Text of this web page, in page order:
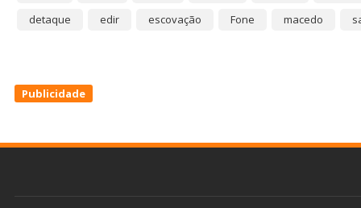
detaque
edir escovação Fone macedo
Publicidade